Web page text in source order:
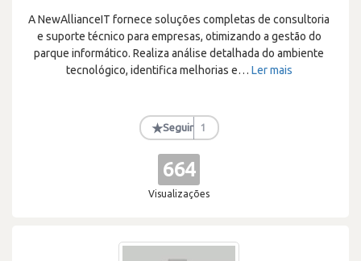
A NewAllianceIT fornece soluções completas de consultoria
e suporte técnico para empresas, otimizando a gestão do
parque informático. Realiza análise detalhada do ambiente
tecnológico, identifica melhorias e… Ler mais
★Seguir 1
664
Visualizações